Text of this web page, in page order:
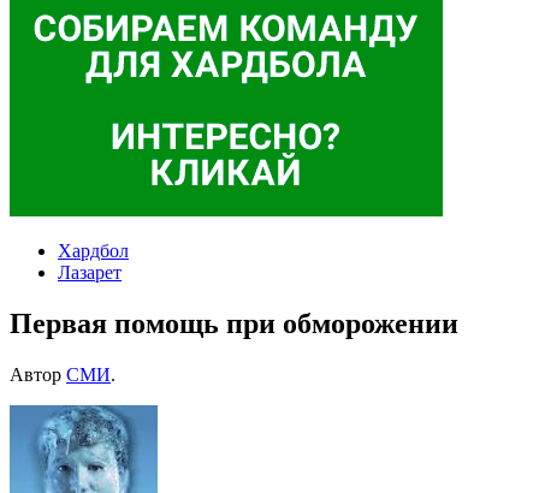
Хардбол
Лазарет
Первая помощь при обморожении
Автор СМИ.